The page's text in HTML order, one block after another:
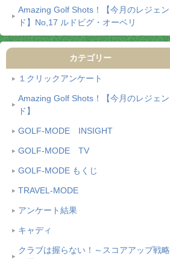
Amazing Golf Shots！【今月のレジェン
ド】No,17 ルドビグ・オーベリ
カテゴリー
１クリックアンケート
Amazing Golf Shots！【今月のレジェン
ド】
GOLF-MODE INSIGHT
GOLF-MODE TV
GOLF-MODE もくじ
TRAVEL-MODE
アンケート結果
キャディ
クラブは握らない！～スコアアップ戦略